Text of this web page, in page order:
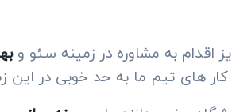
اقدام به مشاوره در زمینه سئو و
های تیم ما به حد خوبی در این